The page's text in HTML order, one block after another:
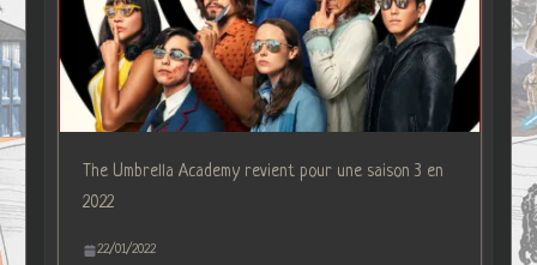
The Umbrella Academy revient pour une saison 3 en
2022
22/01/2022